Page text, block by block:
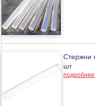
Стержни
шт